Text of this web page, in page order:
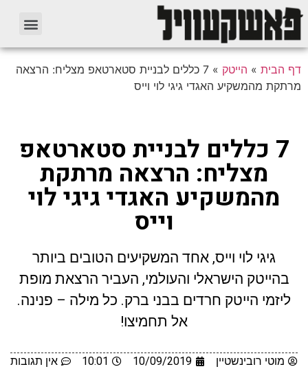
דף הבית » הייטק »
7 כללים לבניית סטארטאפ מצליח: הרצאה
מרתקת מהמשקיע האגדי גיגי לוי וייס
7 כללים לבניית סטארטאפ
מצליח: הרצאה מרתקת
מהמשקיע האגדי גיגי לוי
וייס
גיגי לוי וייס, אחד המשקיעים הטובים ביותר
בהייטק הישראלי והעולמי, העביר הרצאת מופת
ליזמי הייטק חרדים בבני ברק. כל מילה – פנינה.
אל תחמיצו!
מוטי רובינשטיין 10/09/2019
10:01 אין תגובות